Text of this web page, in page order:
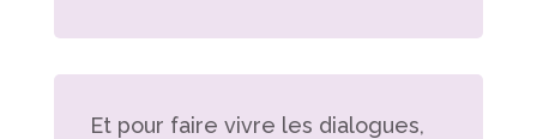
Et pour faire vivre les dialogues,